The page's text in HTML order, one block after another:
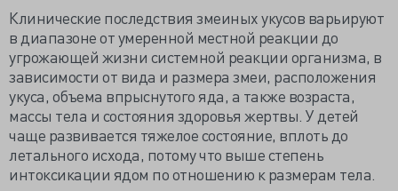
Клинические последствия змеиных укусов варьируют
в диапазоне от умеренной местной реакции до
угрожающей жизни системной реакции организма, в
зависимости от вида и размера змеи, расположения
укуса, объема впрыснутого яда, а также возраста,
массы тела и состояния здоровья жертвы. У детей
чаще развивается тяжелое состояние, вплоть до
летального исхода, потому что выше степень
интоксикации ядом по отношению к размерам тела.